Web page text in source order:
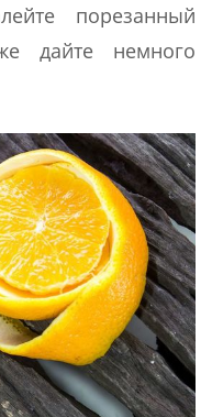
порезанный
дайте немного